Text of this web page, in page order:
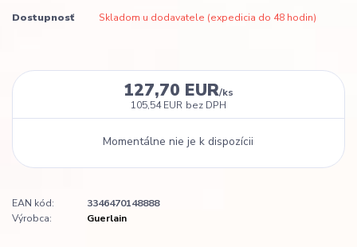
Dostupnosť Skladom u dodavatele (expedicia do 48 hodin)
127,70 EUR/ks
105,54 EUR bez DPH
Momentálne nie je k dispozícii
EAN kód:
3346470148888
Výrobca:
Guerlain